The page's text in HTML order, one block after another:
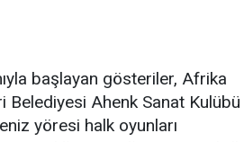
başlayan gösteriler, Afrika
Belediyesi Ahenk Sanat Kulübü
yöresi halk oyunları